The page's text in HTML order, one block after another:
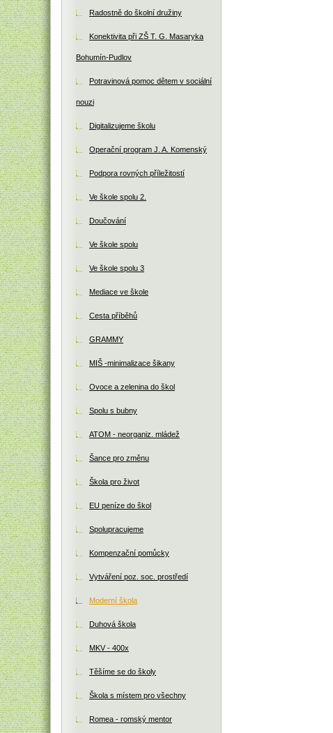
Radostně do školní družiny
Konektivita při ZŠ T. G. Masaryka
Bohumín-Pudlov
Potravinová pomoc dětem v sociální
nouzi
Digitalizujeme školu
Operační program J. A. Komenský
Podpora rovných příležitostí
Ve škole spolu 2.
Doučování
Ve škole spolu
Ve škole spolu 3
Mediace ve škole
Cesta příběhů
GRAMMY
MIŠ -minimalizace šikany
Ovoce a zelenina do škol
Spolu s bubny
ATOM - neorganiz. mládež
Šance pro změnu
Škola pro život
EU peníze do škol
Spolupracujeme
Kompenzační pomůcky
Vytváření poz. soc. prostředí
Moderní škola
Duhová škola
MKV - 400x
Těšíme se do školy
Škola s místem pro všechny
Romea - romský mentor